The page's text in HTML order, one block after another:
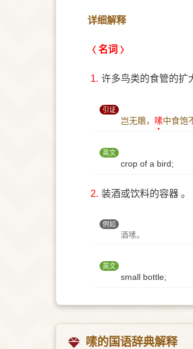
详细解释
名词
1. 许多鸟类的食管的扩
引证
岂无鵰， 嗉中食饱
英文
crop of a bird;
2. 装酒或饮料的容器 。
例如
酒嗉。
英文
small bottle;
嗉的国语辞典解释